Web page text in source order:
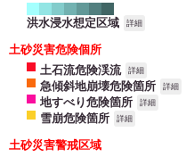
洪水浸水想定区域 詳細
土砂災害危険個所
土石流危険渓流
詳細
急傾斜地崩壊危険箇所 詳細
地すべり危険箇所 詳細
雪崩危険箇所 詳細
土砂災害警戒区域